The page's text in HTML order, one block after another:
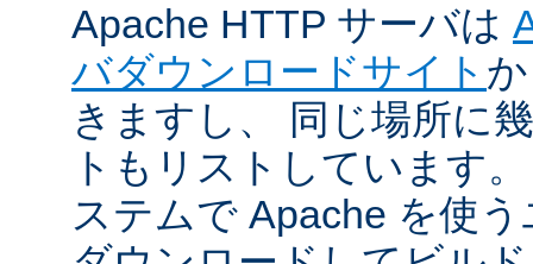
Apache HTTP サーバは
バダウンロードサイト
きますし、 同じ場所に
トもリストしています
ステムで Apache を使